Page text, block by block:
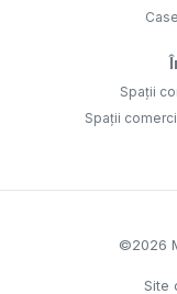
Spații
Spații
©2026
Site